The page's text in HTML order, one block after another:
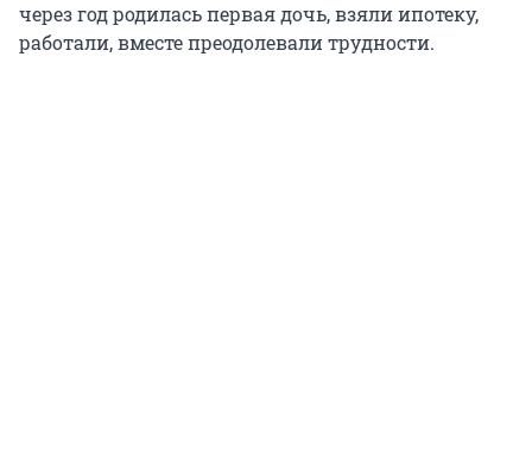
через год родилась первая дочь, взяли ипотеку,
работали, вместе преодолевали трудности.